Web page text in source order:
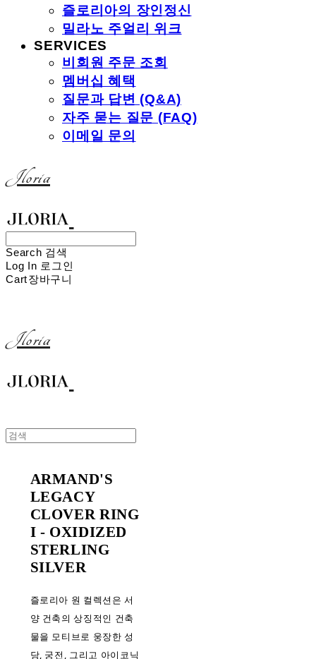
즐로리아의 장인정신
밀라노 주얼리 위크
SERVICES
비회원 주문 조회
멤버십 혜택
질문과 답변 (Q&A)
자주 묻는 질문 (FAQ)
이메일 문의
Jloria
Search 검색
Log In 로그인
Cart장바구니
Jloria
ARMAND'S
LEGACY
CLOVER RING
I - OXIDIZED
STERLING
SILVER
즐로리아 원 컬렉션은 서
양 건축의 상징적인 건축
물을 모티브로 웅장한 성
당, 궁전, 그리고 아이코닉